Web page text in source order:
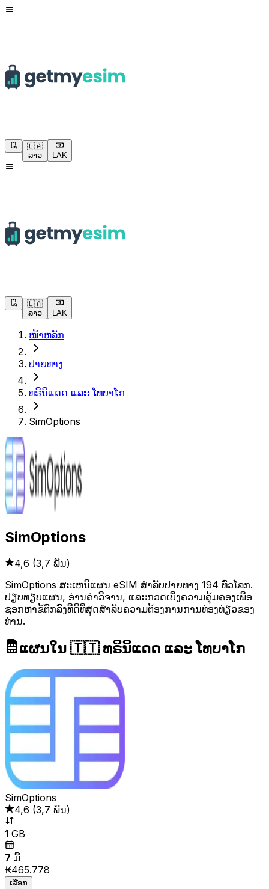
🇱🇦
ລາວ
LAK
🇱🇦
ລາວ
LAK
ໜ້າຫລັກ
ປາຍທາງ
ທຣິນິແດດ ແລະ ໂທບາໂກ
SimOptions
SimOptions
4,6 (3,7 ພັນ)
SimOptions ສະເຫນີແຜນ eSIM ສຳລັບປາຍທາງ 194 ທົ່ວໂລກ.
ປຽບທຽບແຜນ, ອ່ານຄຳວິຈານ, ແລະກວດເບິ່ງຄວາມຄຸ້ມຄອງເພື່ອ
ຊອກຫາຂໍ້ຕົກລົງທີ່ດີທີ່ສຸດສຳລັບຄວາມຕ້ອງການການທ່ອງທ່ຽວຂອງ
ທ່ານ.
ແຜນໃນ 🇹🇹 ທຣິນິແດດ ແລະ ໂທບາໂກ
SimOptions
4,6 (3,7 ພັນ)
1 GB
7 ມື້
₭465.778
ເລືອກ